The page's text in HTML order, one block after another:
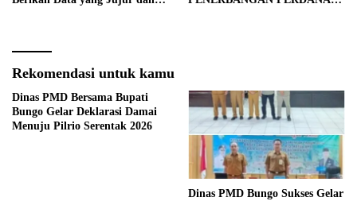
Rekomendasi untuk kamu
Dinas PMD Bersama Bupati
Bungo Gelar Deklarasi Damai
Menuju Pilrio Serentak 2026
Dinas PMD Bungo Sukses Gelar